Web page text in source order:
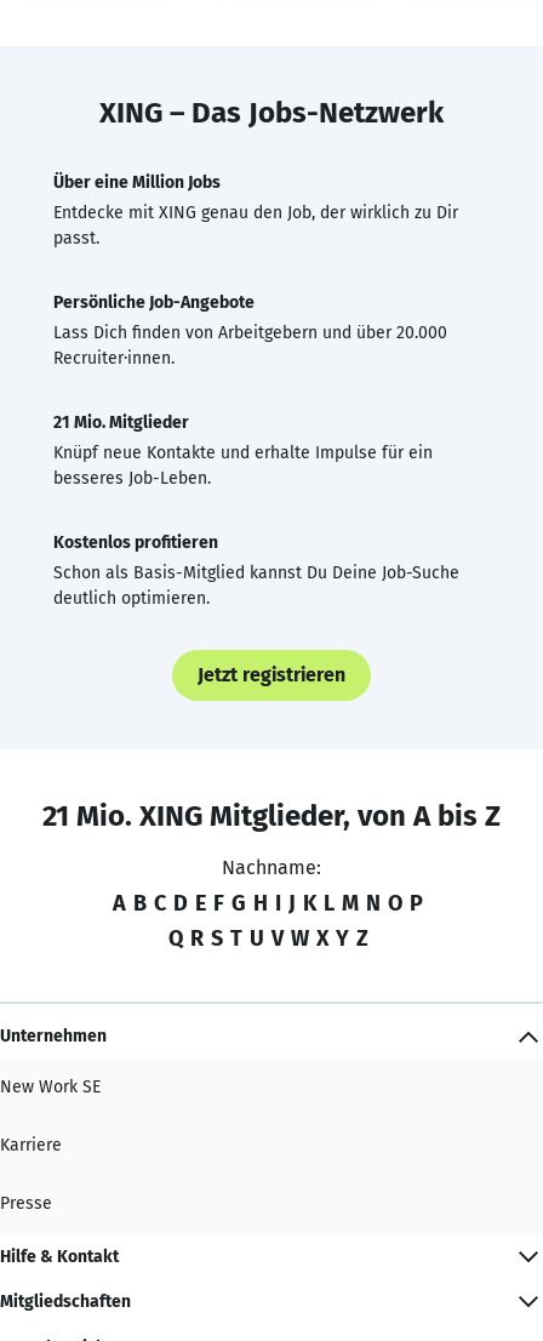
XING – Das Jobs-Netzwerk
Über eine Million Jobs
Entdecke mit XING genau den Job, der wirklich zu Dir
passt.
Persönliche Job-Angebote
Lass Dich finden von Arbeitgebern und über 20.000
Recruiter·innen.
21 Mio. Mitglieder
Knüpf neue Kontakte und erhalte Impulse für ein
besseres Job-Leben.
Kostenlos profitieren
Schon als Basis-Mitglied kannst Du Deine Job-Suche
deutlich optimieren.
Jetzt registrieren
21 Mio. XING Mitglieder, von A bis Z
Nachname:
A B C D E F G H I J K L M N O P
Q R S T U V W X Y Z
Unternehmen
New Work SE
Karriere
Presse
Hilfe & Kontakt
Mitgliedschaften